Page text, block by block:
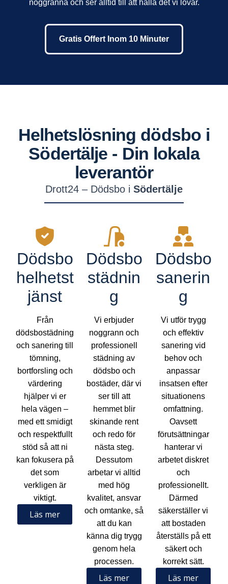
noggranna och ser alltid till att hålla det vi lovar.
Gratis Offert Inom 10 Minuter
Helhetslösning dödsbo i
Södertälje - Din lokala
leverantör
Drott24 – Dödsbo i Södertälje
Dödsbo
helhetst
jänst
Från
dödsbostädning
och sanering till
tömning,
bortforsling och
värdering
hjälper vi er
hela vägen –
med ett smidigt
och respektfullt
stöd så att ni
kan fokusera på
det som
verkligen är
viktigt.
Läs mer
Dödsbo
städnin
g
Vi erbjuder
noggrann och
professionell
städning av
dödsbo och
bostäder, där vi
ser till att
hemmet blir
skinande rent
och redo för
nästa steg.
Dessutom
arbetar vi alltid
med hög
kvalitet, ansvar
och omtanke, så
att du kan
känna dig trygg
genom hela
processen.
Läs mer
Dödsbo
sanerin
g
Vi utför trygg
och effektiv
sanering vid
behov och
anpassar
insatsen efter
situationens
omfattning.
Oavsett
förutsättningar
hanterar vi
arbetet diskret
och
professionellt.
Därmed
säkerställer vi
att bostaden
återställs på ett
säkert och
korrekt sätt.
Läs mer